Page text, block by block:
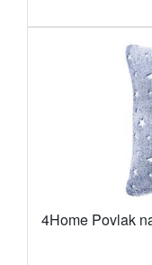
4Home Povlak